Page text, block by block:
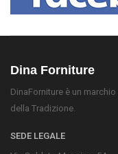
Dina Forniture
DinaForniture è un marchio
della Tradizione.
SEDE LEGALE